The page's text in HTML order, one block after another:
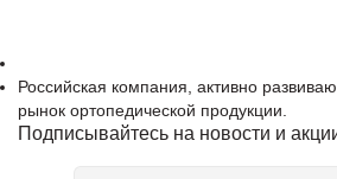
Российская компания, активно
рынок ортопедической продукции.
Подписывайтесь на новости и